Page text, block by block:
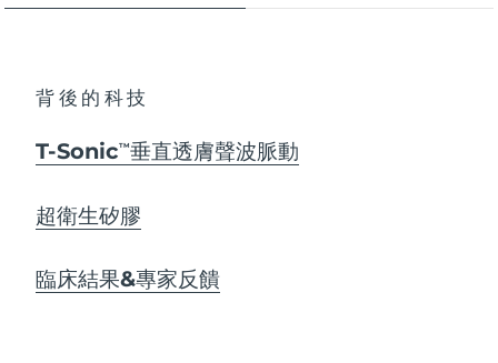
背後的科技
T-SonicTM 垂直透膚聲波脈動
超衛生矽膠
臨床結果&專家反饋